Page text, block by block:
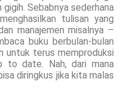
Sebabnya sederhana
tulisan yang
manajemen misalnya –
buku berbulan-bulan
untuk terus memproduksi
to date. Nah, dari mana
diringkus jika kita malas